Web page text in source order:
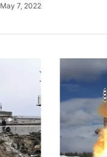
May 7, 2022